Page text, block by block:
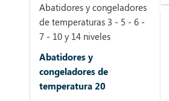
Abatidores y congeladores
de temperaturas 3 - 5 - 6 -
7 - 10 y 14 niveles
Abatidores y
congeladores de
temperatura 20